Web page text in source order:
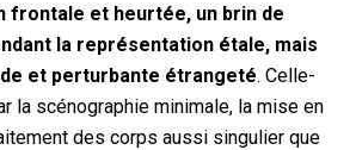
frontale et heurtée, un brin de
la représentation étale, mais
et perturbante étrangeté. Celle-
la scénographie minimale, la mise en
des corps aussi singulier que